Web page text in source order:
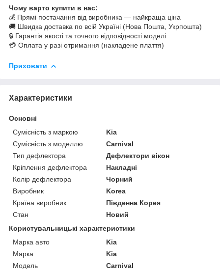
Чому варто купити в нас:
💰 Прямі постачання від виробника — найкраща ціна
🚚 Швидка доставка по всій Україні (Нова Пошта, Укрпошта)
🔒 Гарантія якості та точного відповідності моделі
💳 Оплата у разі отримання (накладене плаття)
Приховати
Характеристики
Основні
Сумісність з маркою
Kia
Сумісність з моделлю
Carnival
Тип дефлектора
Дефлектори вікон
Кріплення дефлектора
Накладні
Колір дефлектора
Чорний
Виробник
Korea
Країна виробник
Південна Корея
Стан
Новий
Користувальницькі характеристики
Марка авто
Kia
Марка
Kia
Модель
Carnival